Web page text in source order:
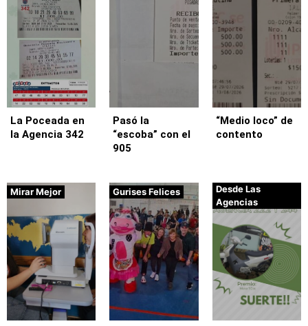
La Poceada en
la Agencia 342
Pasó la
“escoba” con el
905
“Medio loco” de
contento
Mirar Mejor Gurises Felices
Desde Las
Agencias